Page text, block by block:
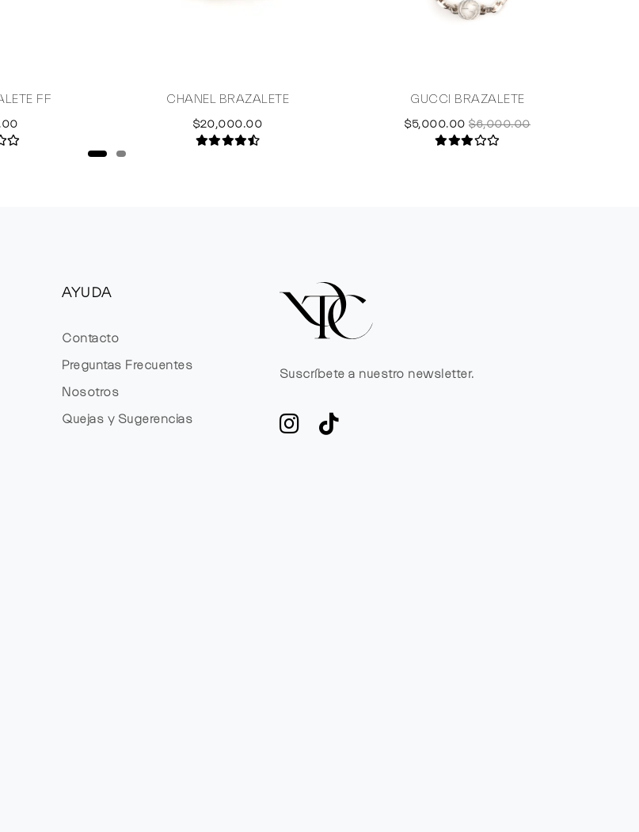
FF CHANEL BRAZALETE
$20,000.00
GUCCI BRAZALETE
$5,000.00 $6,000.00
AYUDA
Contacto
Preguntas Frecuentes
Nosotros
Quejas y Sugerencias
Suscríbete a nuestro newsletter.